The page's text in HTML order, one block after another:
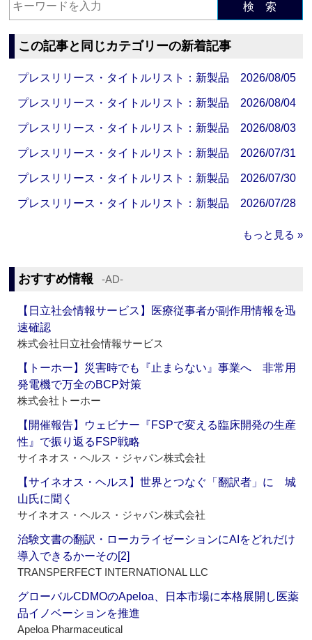
検 索
この記事と同じカテゴリーの新着記事
プレスリリース・タイトルリスト：新製品 2026/08/05
プレスリリース・タイトルリスト：新製品 2026/08/04
プレスリリース・タイトルリスト：新製品 2026/08/03
プレスリリース・タイトルリスト：新製品 2026/07/31
プレスリリース・タイトルリスト：新製品 2026/07/30
プレスリリース・タイトルリスト：新製品 2026/07/28
もっと見る »
おすすめ情報 ‐AD‐
【日立社会情報サービス】医療従事者が副作用情報を迅
速確認
株式会社日立社会情報サービス
【トーホー】災害時でも『止まらない』事業へ 非常用
発電機で万全のBCP対策
株式会社トーホー
【開催報告】ウェビナー『FSPで変える臨床開発の生産
性』で振り返るFSP戦略
サイネオス・ヘルス・ジャパン株式会社
【サイネオス・ヘルス】世界とつなぐ「翻訳者」に 城
山氏に聞く
サイネオス・ヘルス・ジャパン株式会社
治験文書の翻訳・ローカライゼーションにAIをどれだけ
導入できるかーその[2]
TRANSPERFECT INTERNATIONAL LLC
グローバルCDMOのApeloa、日本市場に本格展開し医薬
品イノベーションを推進
Apeloa Pharmaceutical